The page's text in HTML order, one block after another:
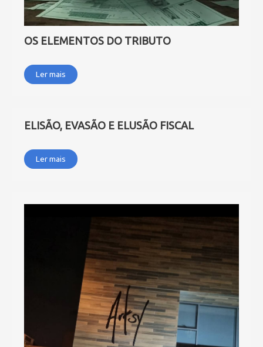
OS ELEMENTOS DO TRIBUTO
Ler mais
ELISÃO, EVASÃO E ELUSÃO FISCAL
Ler mais